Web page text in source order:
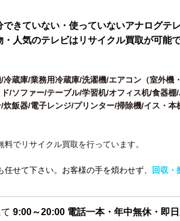
きていない・使っていないアナログテ
人気のテレビはリサイクル買取が可能
蔵庫/業務用冷蔵庫/洗濯機/エアコン（室外機
/ソファー/テーブル/学習机/オフィス机/食器棚
飯器/電子レンジ/プリンター/掃除機/イス・本
料でリサイクル買取を行っています。
任せて下さい。お客様の手を煩わせず、
回収・
9:00～20:00 電話一本・年中無休・即